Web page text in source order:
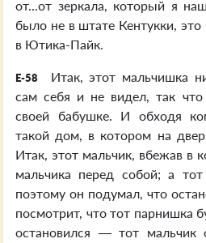
от...от зеркала, который я
было не в штате Кентукки,
в Ютика-Пайк.
E-58
Итак, этот мальчишка
сам себя и не видел, так
своей бабушке. И обходя
такой дом, в котором на
Итак, этот мальчик, вбежав в
мальчика перед собой; а
поэтому он подумал, что
посмотрит, что тот парнишка
остановился — тот мальчик